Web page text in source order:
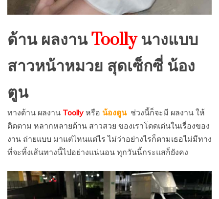
ด้าน ผลงานToollyนางแบบ
สาวหน้าหมวย สุดเซ็กซี่ น้อง
ตูน
ทางด้าน ผลงาน Toolly หรือ น้องตูน ช่วงนี้ก็จะมี ผลงาน ให้
ติดตาม หลากหลายด้าน สาวสวย ของเราโดดเด่นในเรื่องของ
งาน ถ่ายแบบ มาแต่ไหนแต่ไร ไม่ว่าอย่างไรก็ตามเธอไม่มีทาง
ที่จะทิ้งเส้นทางนี้ไปอย่างแน่นอน ทุกวันนี้กระแสก็ยังคง